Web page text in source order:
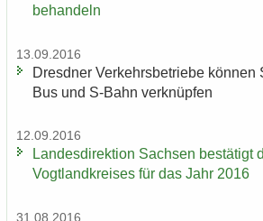
be­han­deln
13.09.2016
Dresd­ner Ver­kehrs­be­trie­be kön­nen
Bus und S-​Bahn ver­knüp­fen
12.09.2016
Lan­des­di­rek­ti­on Sach­sen be­stä­tigt
Vogt­land­krei­ses für das Jahr 2016
31.08.2016